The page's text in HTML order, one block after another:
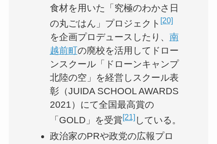
食材を用いた「究極のわかさ日
の丸ごはん」プロジェクト [20]
を企画プロデュースしたり、 南
越前町の廃校を活用してドロー
ンスクール「ドローンキャンプ
北陸の空」を経営しスクール表
彰（JUIDA SCHOOL AWARDS
2021）にて全国最高賞の
「GOLD」を受賞[21]している。
政治家のPRや政党の広報プロ